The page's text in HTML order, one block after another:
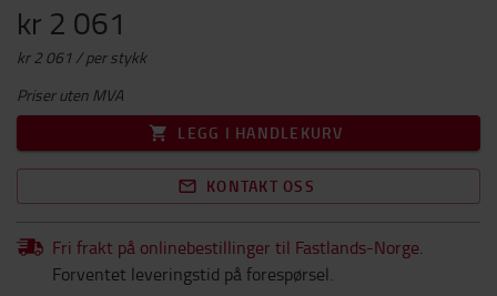
kr 2 061
kr 2 061 / per stykk
Priser uten MVA
LEGG I HANDLEKURV
KONTAKT OSS
Fri frakt på onlinebestillinger til Fastlands-Norge.
Forventet leveringstid på forespørsel.